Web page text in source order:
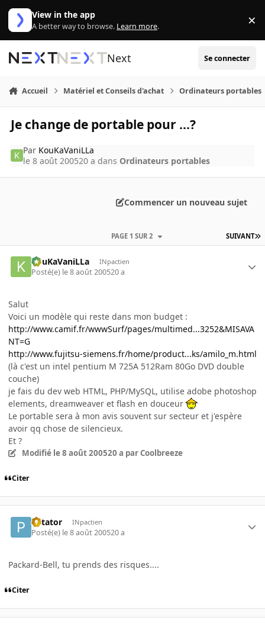
Aller au contenu
View in the app
A better way to browse. Learn more. ×
Next Se connecter
Accueil Matériel et Conseils d'achat Ordinateurs portables
Je change de portable pour ...?
Par KouKaVaniLLa
le 8 août 200520 a dans Ordinateurs portables
Commencer un nouveau sujet
SUIVANT
PAGE 1 SUR 2
KouKaVaniLLa INpactien
Posté(e) le 8 août 200520 a
Salut
Voici un modèle qui reste dans mon budget :
http://www.camif.fr/wwwSurf/pages/multimed...3252&MISAVA
NT=G
http://www.fujitsu-siemens.fr/home/product...ks/amilo_m.html
(là c'est un intel pentium M 725A 512Ram 80Go DVD double
couche)
je fais du dev web HTML, PHP/MySQL, utilise adobe photoshop
elements, dreamweaver et flash en douceur
Le portable sera à mon avis souvent sur secteur et j'espère
avoir qq chose de silencieux.
Et ?
Modifié le 8 août 200520 a par Coolbreeze
Citer
Patator INpactien
Posté(e) le 8 août 200520 a
Packard-Bell, tu prends des risques....
Citer